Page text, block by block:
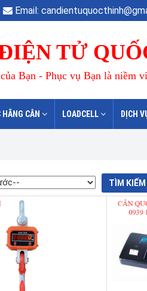
Email:
TỬ
Bạn - Phục vụ Bạn là niềm
HÃNG CÂN LOADCELL DỊCH
TÌM KIẾM